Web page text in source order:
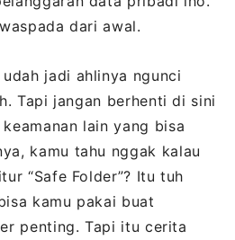
dari awal.
jadi ahlinya ngunci
Tapi jangan berhenti di sini
lain yang bisa
kamu tahu nggak kalau
“Safe Folder”? Itu tuh
kamu pakai buat
penting. Tapi itu cerita